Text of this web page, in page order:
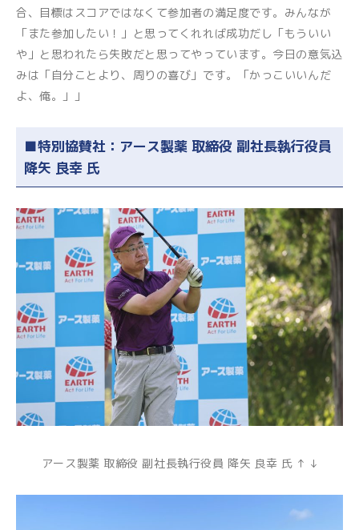
合、目標はスコアではなくて参加者の満足度です。みんなが
「また参加したい！」と思ってくれれば成功だし「もういい
や」と思われたら失敗だと思ってやっています。今日の意気込
みは「自分ことより、周りの喜び」です。「かっこいいんだ
よ、俺。」」
■特別協賛社：アース製薬 取締役 副社長執行役員
降矢 良幸 氏
アース製薬 取締役 副社長執行役員 降矢 良幸 氏 ↑ ↓